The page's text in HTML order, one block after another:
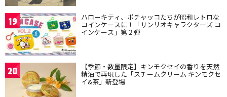
19 ハローキティ、ポチャッコたちが昭和レトロな
コインケースに！「サンリオキャラクターズ コ
インケース」第２弾
20 【季節・数量限定】キンモクセイの香りを天然
精油で再現した「スチームクリーム キンモクセ
イ&茶」新登場